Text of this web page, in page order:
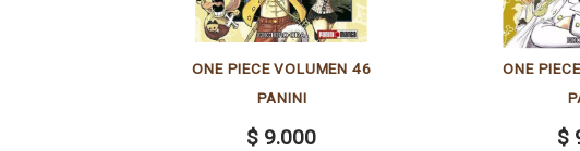
ONE PIECE VOLUMEN 46
PANINI
$ 9.000
ONE
$